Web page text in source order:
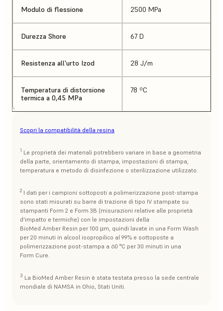
Modulo di flessione 2500 MPa
Durezza Shore 67 D
Resistenza all'urto Izod 28 J/m
Temperatura di distorsione
termica a 0,45 MPa
78 ºC
Scopri la compatibilità della resina
1 Le proprietà dei materiali potrebbero variare in base a geometria
della parte, orientamento di stampa, impostazioni di stampa,
temperatura e metodo di disinfezione o sterilizzazione utilizzato.
2 I dati per i campioni sottoposti a polimerizzazione post-stampa
sono stati misurati su barre di trazione di tipo IV stampate su
stampanti Form 2 e Form 3B (misurazioni relative alle proprietà
d'impatto e termiche) con le impostazioni della
BioMed Amber Resin per 100 µm, quindi lavate in una Form Wash
per 20 minuti in alcool isopropilico al 99% e sottoposte a
polimerizzazione post-stampa a 60 °C per 30 minuti in una
Form Cure.
3 La BioMed Amber Resin è stata testata presso la sede centrale
mondiale di NAMSA in Ohio, Stati Uniti.